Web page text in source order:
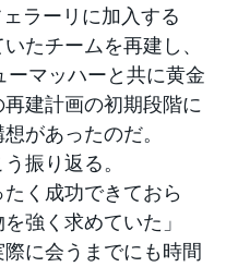
ラーリに加入する
たチームを再建し、
マッハーと共に黄金
建計画の初期段階に
があったのだ。
振り返る。
たく成功できておら
強く求めていた」
際に会うまでにも時間